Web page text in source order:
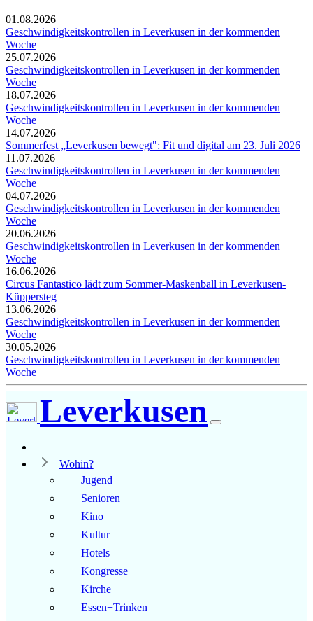
01.08.2026
Geschwindigkeitskontrollen in Leverkusen in der kommenden
Woche
25.07.2026
Geschwindigkeitskontrollen in Leverkusen in der kommenden
Woche
18.07.2026
Geschwindigkeitskontrollen in Leverkusen in der kommenden
Woche
14.07.2026
Sommerfest „Leverkusen bewegt": Fit und digital am 23. Juli 2026
11.07.2026
Geschwindigkeitskontrollen in Leverkusen in der kommenden
Woche
04.07.2026
Geschwindigkeitskontrollen in Leverkusen in der kommenden
Woche
20.06.2026
Geschwindigkeitskontrollen in Leverkusen in der kommenden
Woche
16.06.2026
Circus Fantastico lädt zum Sommer-Maskenball in Leverkusen-
Küppersteg
13.06.2026
Geschwindigkeitskontrollen in Leverkusen in der kommenden
Woche
30.05.2026
Geschwindigkeitskontrollen in Leverkusen in der kommenden
Woche
Leverkusen
Wohin?
Jugend
Senioren
Kino
Kultur
Hotels
Kongresse
Kirche
Essen+Trinken